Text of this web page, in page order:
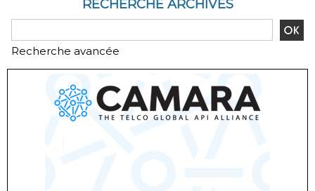
RECHERCHE ARCHIVES
Recherche avancée